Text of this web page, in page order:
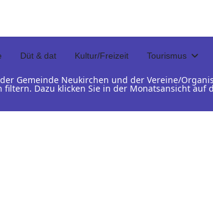
Düt & dat Kultur/Freizeit Tourismus
Gemeinde Neukirchen und der Vereine/
Dazu klicken Sie in der Monatsansicht auf